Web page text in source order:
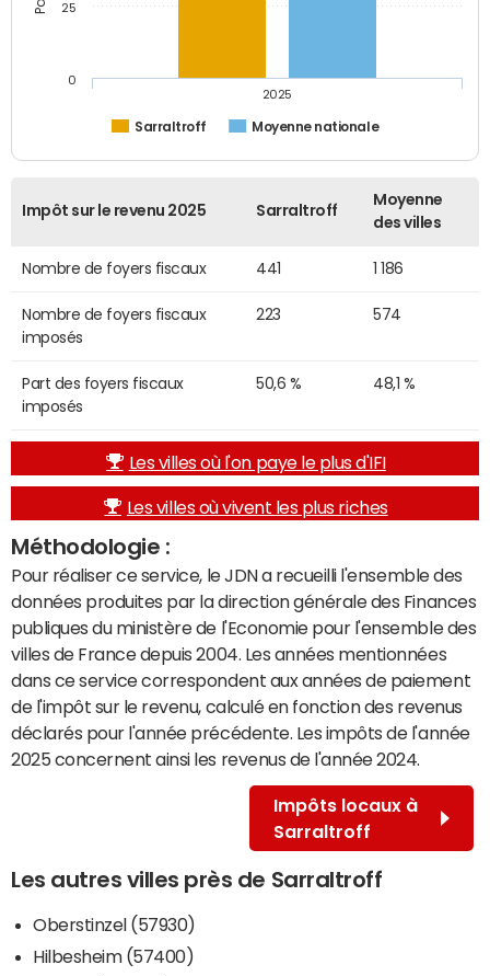
Sarraltroff Moyenne nationale
2025
0
25
Impôt sur le revenu 2025 Sarraltroff
Moyenne
des villes
Nombre de foyers fiscaux 441 1 186
Nombre de foyers fiscaux
imposés
223 574
Part des foyers fiscaux
imposés
50,6 % 48,1 %
Les villes où l'on paye le plus d'IFI
Les villes où vivent les plus riches
Méthodologie :
Pour réaliser ce service, le JDN a recueilli l'ensemble des
données produites par la direction générale des Finances
publiques du ministère de l'Economie pour l'ensemble des
villes de France depuis 2004. Les années mentionnées
dans ce service correspondent aux années de paiement
de l'impôt sur le revenu, calculé en fonction des revenus
déclarés pour l'année précédente. Les impôts de l'année
2025 concernent ainsi les revenus de l'année 2024.
Impôts locaux à
Sarraltroff
Les autres villes près de Sarraltroff
Oberstinzel (57930)
Hilbesheim (57400)